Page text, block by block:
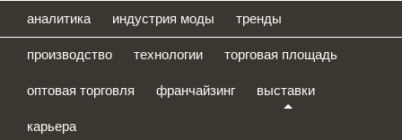
аналитика индустрия моды тренды
производство технологии торговая площадь
оптовая торговля франчайзинг выставки
карьера